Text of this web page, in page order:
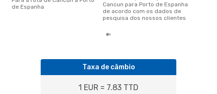
de Espanha
Cancun para Porto de Espanha
de acordo com os dados de
pesquisa dos nossos clientes
Taxa de câmbio
1 EUR = 7.83 TTD